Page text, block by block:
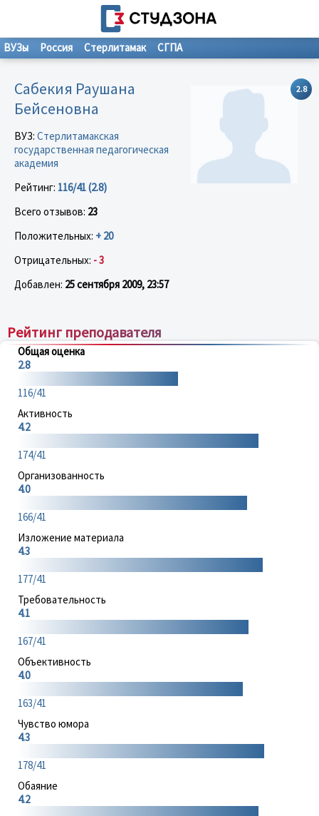
ВУЗы Россия Стерлитамак СГПА
2.8
Сабекия Раушана
Бейсеновна
ВУЗ: Стерлитамакская
государственная педагогическая
академия
Рейтинг: 116/41 (2.8)
Всего отзывов: 23
Положительных: + 20
Отрицательных: - 3
Добавлен: 25 сентября 2009, 23:57
Рейтинг преподавателя
Общая оценка
2.8
116/41
Активность
4.2
174/41
Организованность
4.0
166/41
Изложение материала
4.3
177/41
Требовательность
4.1
167/41
Объективность
4.0
163/41
Чувство юмора
4.3
178/41
Обаяние
4.2